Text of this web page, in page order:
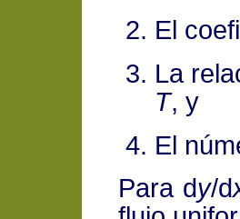
El
La
T, y
El
Para dy/d